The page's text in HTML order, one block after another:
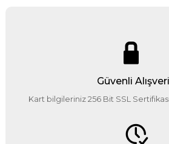
Güvenli
Kart bilgileriniz 256 Bit SSL